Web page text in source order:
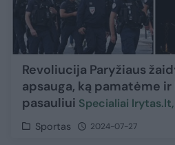
Revoliucija Paryžiaus
apsauga, ką pamatėme
pasauliui Specialiai
Sportas 2024-07-27